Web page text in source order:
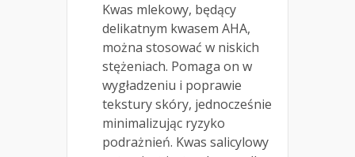
Kwas mlekowy, będący
delikatnym kwasem AHA,
można stosować w niskich
stężeniach. Pomaga on w
wygładzeniu i poprawie
tekstury skóry, jednocześnie
minimalizując ryzyko
podrażnień. Kwas salicylowy